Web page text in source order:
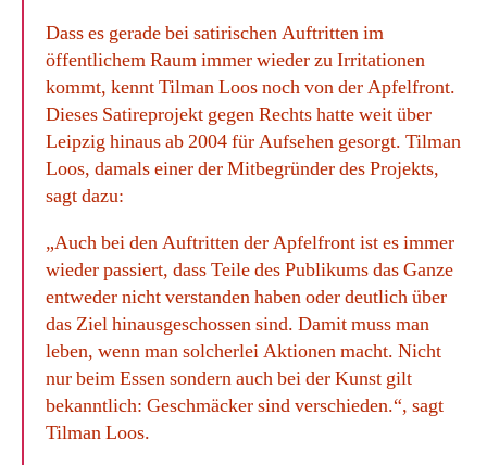
Dass es gerade bei satirischen Auftritten im
öffentlichem Raum immer wieder zu Irritationen
kommt, kennt Tilman Loos noch von der Apfelfront.
Dieses Satireprojekt gegen Rechts hatte weit über
Leipzig hinaus ab 2004 für Aufsehen gesorgt. Tilman
Loos, damals einer der Mitbegründer des Projekts,
sagt dazu:
„Auch bei den Auftritten der Apfelfront ist es immer
wieder passiert, dass Teile des Publikums das Ganze
entweder nicht verstanden haben oder deutlich über
das Ziel hinausgeschossen sind. Damit muss man
leben, wenn man solcherlei Aktionen macht. Nicht
nur beim Essen sondern auch bei der Kunst gilt
bekanntlich: Geschmäcker sind verschieden.“, sagt
Tilman Loos.